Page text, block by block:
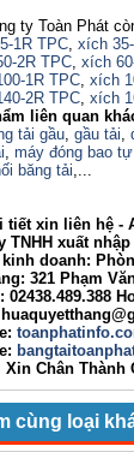
ty Toàn Phát
1R TPC, xích
2R TPC, xích
1R TPC, xích
2R TPC, xích
liên quan
tải gầu, gầu tải,
, máy đóng bao
băng tải,...
tiết xin liên hệ -
xuất nhập
doanh: Phòng
321 Phạm
Thành
cùng loại